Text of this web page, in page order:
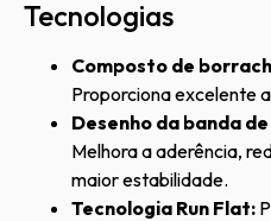
Tecnologias
Composto de
Proporciona excelente
Desenho da banda
Melhora a aderência,
maior estabilidade.
Tecnologia Run Flat: